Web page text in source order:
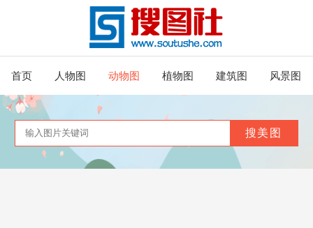
首页 人物图 动物图 植物图 建筑图 风景图